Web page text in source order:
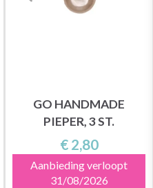
GO HANDMADE
PIEPER, 3 ST.
€ 2,80
Aanbieding verloopt
31/08/2026